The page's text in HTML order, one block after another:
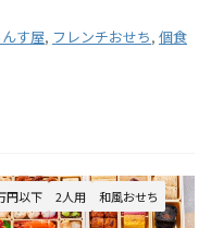
す屋, フレンチおせち, 個食
円以下 2人用 和風おせち